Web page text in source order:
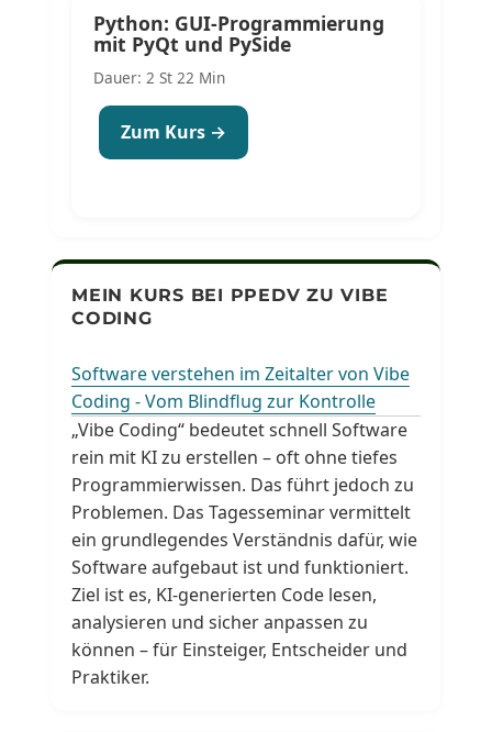
Python: GUI-Programmierung
mit PyQt und PySide
Dauer: 2 St 22 Min
Zum Kurs →
MEIN KURS BEI PPEDV ZU VIBE
CODING
Software verstehen im Zeitalter von Vibe
Coding - Vom Blindflug zur Kontrolle
„Vibe Coding“ bedeutet schnell Software
rein mit KI zu erstellen – oft ohne tiefes
Programmierwissen. Das führt jedoch zu
Problemen. Das Tagesseminar vermittelt
ein grundlegendes Verständnis dafür, wie
Software aufgebaut ist und funktioniert.
Ziel ist es, KI-generierten Code lesen,
analysieren und sicher anpassen zu
können – für Einsteiger, Entscheider und
Praktiker.